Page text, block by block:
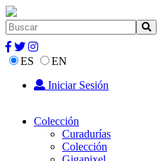
ES
EN
Iniciar Sesión
Colección
Curadurías
Colección